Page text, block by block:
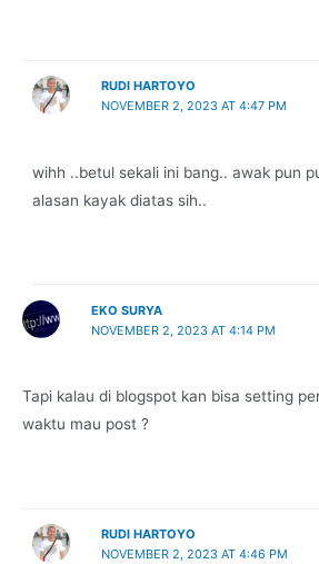
RUDI HARTOYO
NOVEMBER 2, 2023 AT 4:47 PM
wihh ..betul sekali ini bang.. awak pun
alasan kayak diatas sih..
EKO SURYA
NOVEMBER 2, 2023 AT 4:14 PM
Tapi kalau di blogspot kan bisa setting
waktu mau post ?
RUDI HARTOYO
NOVEMBER 2, 2023 AT 4:46 PM